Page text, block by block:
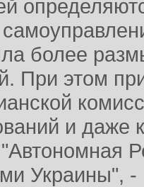
более
При этом
и даже
Украины", -